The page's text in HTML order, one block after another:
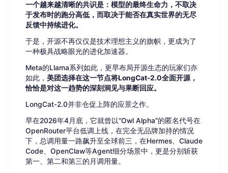
一个越来越清晰的共识是：模型的最终生命力，不取决
于发布时的跑分高低，而取决于能否在真实世界的无尽
反馈中持续进化。
于是，开源不再仅仅是技术理想主义的旗帜，更成为了
一种极具战略眼光的进化加速器。
Meta的Llama系列如此，更早布局开源生态的玩家们亦
如此， 美团选择在这一节点将LongCat-2.0全面开源，
恰恰是对这一趋势的深刻洞见与果断回应。
LongCat-2.0并非仓促上阵的应景之作。
早在2026年4月底，它就曾以“Owl Alpha”的匿名代号在
OpenRouter平台低调上线，在完全无品牌加持的情况
下，总调用量一路飙升至全球前三，在Hermes、Claude
Code、OpenClaw等Agent细分场景中，更是分别斩获
第一、第二和第三的月调用量。